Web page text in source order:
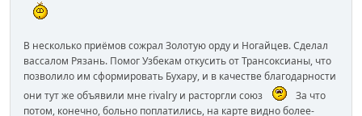
В несколько приёмов сожрал Золотую орду и Ногайцев. Сделал
вассалом Рязань. Помог Узбекам откусить от Трансоксианы, что
позволило им сформировать Бухару, и в качестве благодарности
они тут же объявили мне rivalry и расторгли союз
За что
потом, конечно, больно поплатились, на карте видно более-